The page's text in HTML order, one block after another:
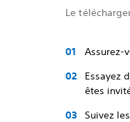
Le
Assurez-
Essayez
êtes
Suivez